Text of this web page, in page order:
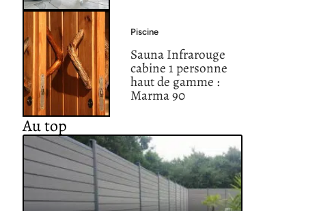
Piscine
Sauna Infrarouge
cabine 1 personne
haut de gamme :
Marma 90
Au top